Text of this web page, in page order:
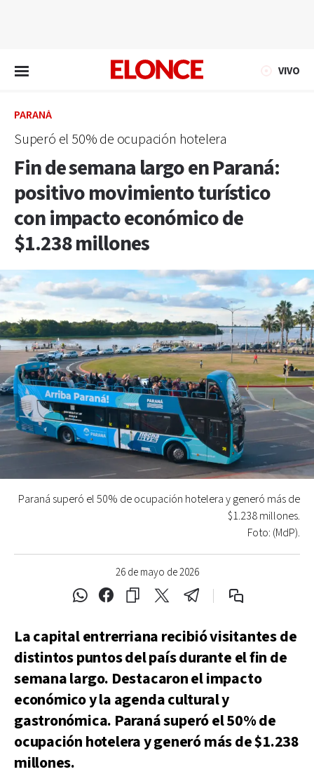
VIVO
PARANÁ
Superó el 50% de ocupación hotelera
Fin de semana largo en Paraná:
positivo movimiento turístico
con impacto económico de
$1.238 millones
26 de mayo de 2026
Paraná superó el 50% de ocupación hotelera y generó más de
$1.238 millones.
Foto: (MdP).
La capital entrerriana recibió visitantes de
distintos puntos del país durante el fin de
semana largo. Destacaron el impacto
económico y la agenda cultural y
gastronómica. Paraná superó el 50% de
ocupación hotelera y generó más de $1.238
millones.